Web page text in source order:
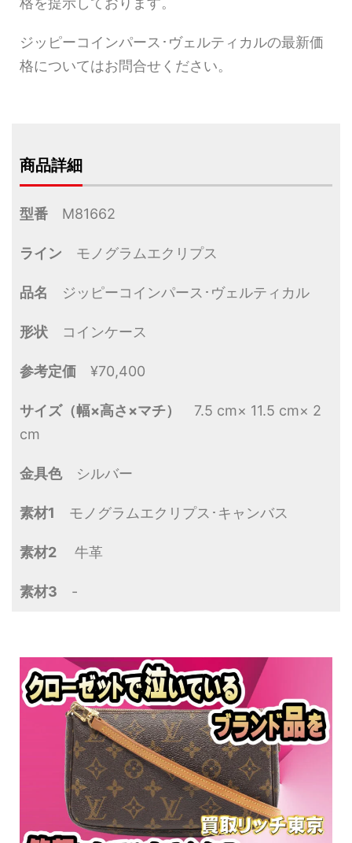
ジッピーコインパース･ヴェルティカルの最新価
格についてはお問合せください。
商品詳細
型番 M81662
ライン モノグラムエクリプス
品名 ジッピーコインパース･ヴェルティカル
形状 コインケース
参考定価 ¥70,400
サイズ（幅×高さ×マチ） 7.5 cm× 11.5 cm× 2
cm
金具色シルバー
素材1 モノグラムエクリプス･キャンバス
素材2 牛革
素材3 -